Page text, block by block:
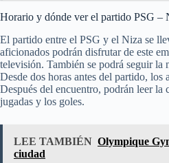
Horario y dónde ver el partido PSG –
El partido entre el PSG y el Niza se
aficionados podrán disfrutar de este
televisión. También se podrá seguir
Desde dos horas antes del partido,
Después del encuentro, podrán leer la
jugadas y los goles.
LEE TAMBIÉN Olympique
ciudad